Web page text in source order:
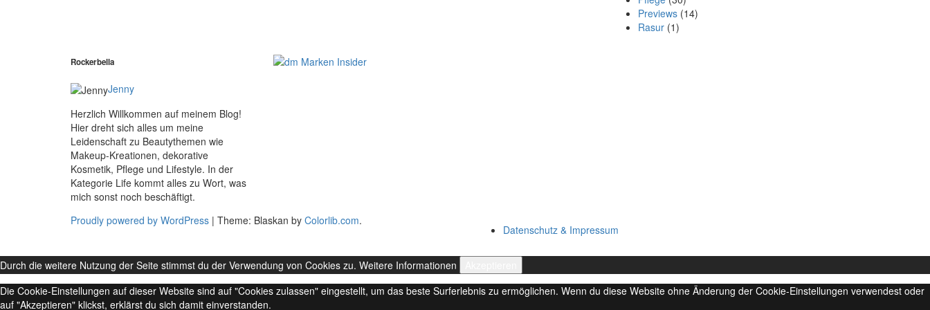
Previews (14)
Rasur (1)
Rockerbella
Jenny
Herzlich Willkommen auf meinem Blog!
Hier dreht sich alles um meine
Leidenschaft zu Beautythemen wie
Makeup-Kreationen, dekorative
Kosmetik, Pflege und Lifestyle. In der
Kategorie Life kommt alles zu Wort, was
mich sonst noch beschäftigt.
Proudly powered by WordPress | Theme: Blaskan by Colorlib.com.
Datenschutz & Impressum
Durch die weitere Nutzung der Seite stimmst du der Verwendung von Cookies zu. Weitere Informationen
Die Cookie-Einstellungen auf dieser Website sind auf "Cookies zulassen" eingestellt, um das beste Surferlebnis zu ermöglichen. Wenn du diese Website ohne Änderung der Cookie-Einstellungen verwendest oder
auf "Akzeptieren" klickst, erklärst du sich damit einverstanden.